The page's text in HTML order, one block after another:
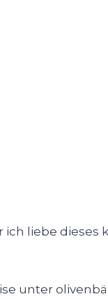
liebe dieses
unter